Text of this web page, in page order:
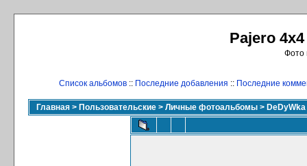
Pajero
Фото
Список альбомов :: Последние добавления :: Последние
Главная > Пользовательские > Личные фотоальбомы > DeDyWka